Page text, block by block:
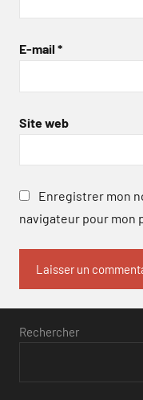
E-mail *
Site web
Enregistrer mon
navigateur pour mon
Rechercher